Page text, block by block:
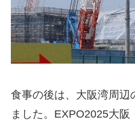
食事の後は、大阪湾周辺
ました。EXPO2025大